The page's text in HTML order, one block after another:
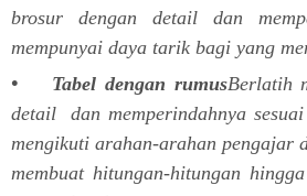
brosur dengan detail dan
mempunyai daya tarik bagi yang
• Tabel dengan rumusBerlatih
detail dan memperindahnya
mengikuti arahan-arahan pengajar
membuat hitungan-hitungan